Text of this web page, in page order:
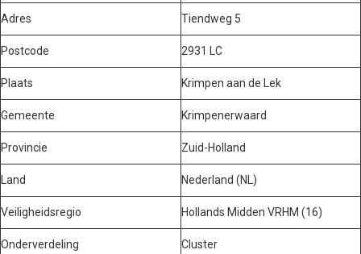
Adres Tiendweg 5
Postcode 2931 LC
Plaats Krimpen aan de Lek
Gemeente Krimpenerwaard
Provincie Zuid-Holland
Land Nederland (NL)
Veiligheidsregio Hollands Midden VRHM (16)
Onderverdeling Cluster